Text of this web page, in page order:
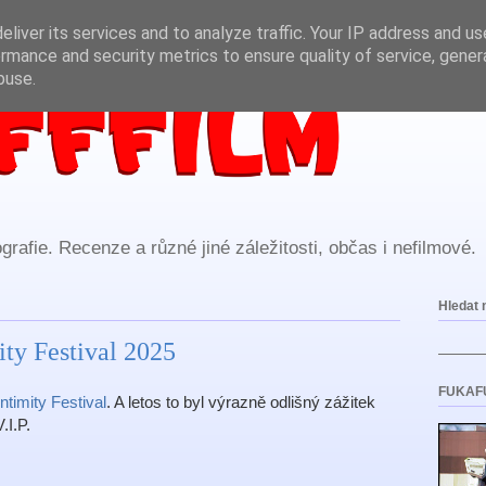
Recenze a různé jiné záležitosti, občas i nefilmové.
Festival 2025
Festival. A letos to byl výrazně odlišný zážitek
Hledat
its services and to analyze traffic. Your IP address and
and security metrics to ensure quality of service,